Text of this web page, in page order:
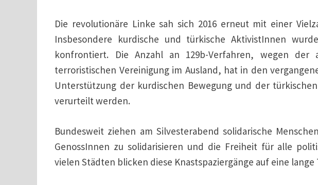
Die revolutionäre Linke sah sich 2016 erneut mit einer
Insbesondere kurdische und türkische AktivistInnen
konfrontiert. Die Anzahl an 129b-Verfahren, wegen der
terroristischen Vereinigung im Ausland, hat in den
Unterstützung der kurdischen Bewegung und der
verurteilt werden.
Bundesweit ziehen am Silvesterabend solidarische
GenossInnen zu solidarisieren und die Freiheit für alle
vielen Städten blicken diese Knastspaziergänge auf eine